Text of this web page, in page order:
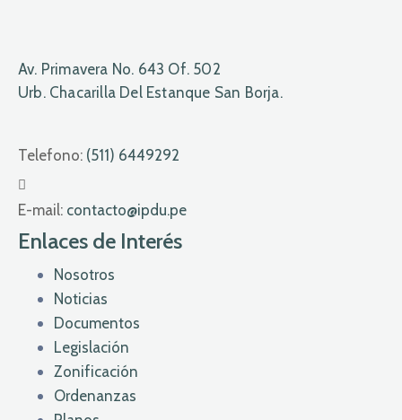
Av. Primavera No. 643 Of. 502
Urb. Chacarilla Del Estanque San Borja.
Telefono: (511) 6449292
E-mail: contacto@ipdu.pe
Enlaces de Interés
Nosotros
Noticias
Documentos
Legislación
Zonificación
Ordenanzas